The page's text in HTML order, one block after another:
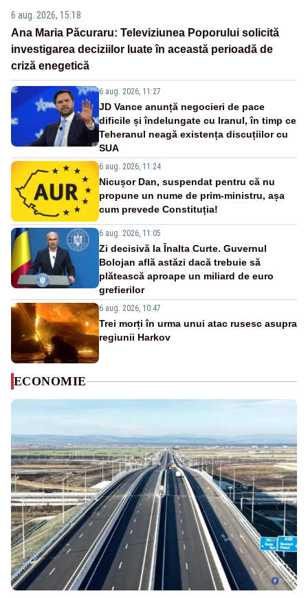
6 aug. 2026, 15:18
Ana Maria Păcuraru: Televiziunea Poporului solicită
investigarea deciziilor luate în această perioadă de
criză enegetică
6 aug. 2026, 11:27
JD Vance anunță negocieri de pace
dificile și îndelungate cu Iranul, în timp ce
Teheranul neagă existența discuțiilor cu
SUA
6 aug. 2026, 11:24
Nicușor Dan, suspendat pentru că nu
propune un nume de prim-ministru, așa
cum prevede Constituția!
6 aug. 2026, 11:05
Zi decisivă la Înalta Curte. Guvernul
Bolojan află astăzi dacă trebuie să
plătească aproape un miliard de euro
grefierilor
6 aug. 2026, 10:47
Trei morți în urma unui atac rusesc asupra
regiunii Harkov
ECONOMIE